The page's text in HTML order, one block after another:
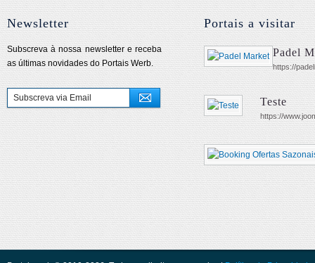
Newsletter
Subscreva à nossa newsletter e receba
as últimas novidades do Portais Werb.
Portais a visitar
Padel
https://
Teste
https://